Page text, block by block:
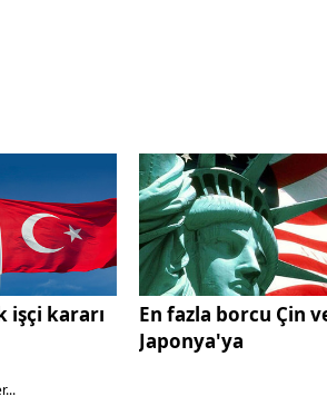
işçi kararı
En fazla borcu Çin
Japonya'ya